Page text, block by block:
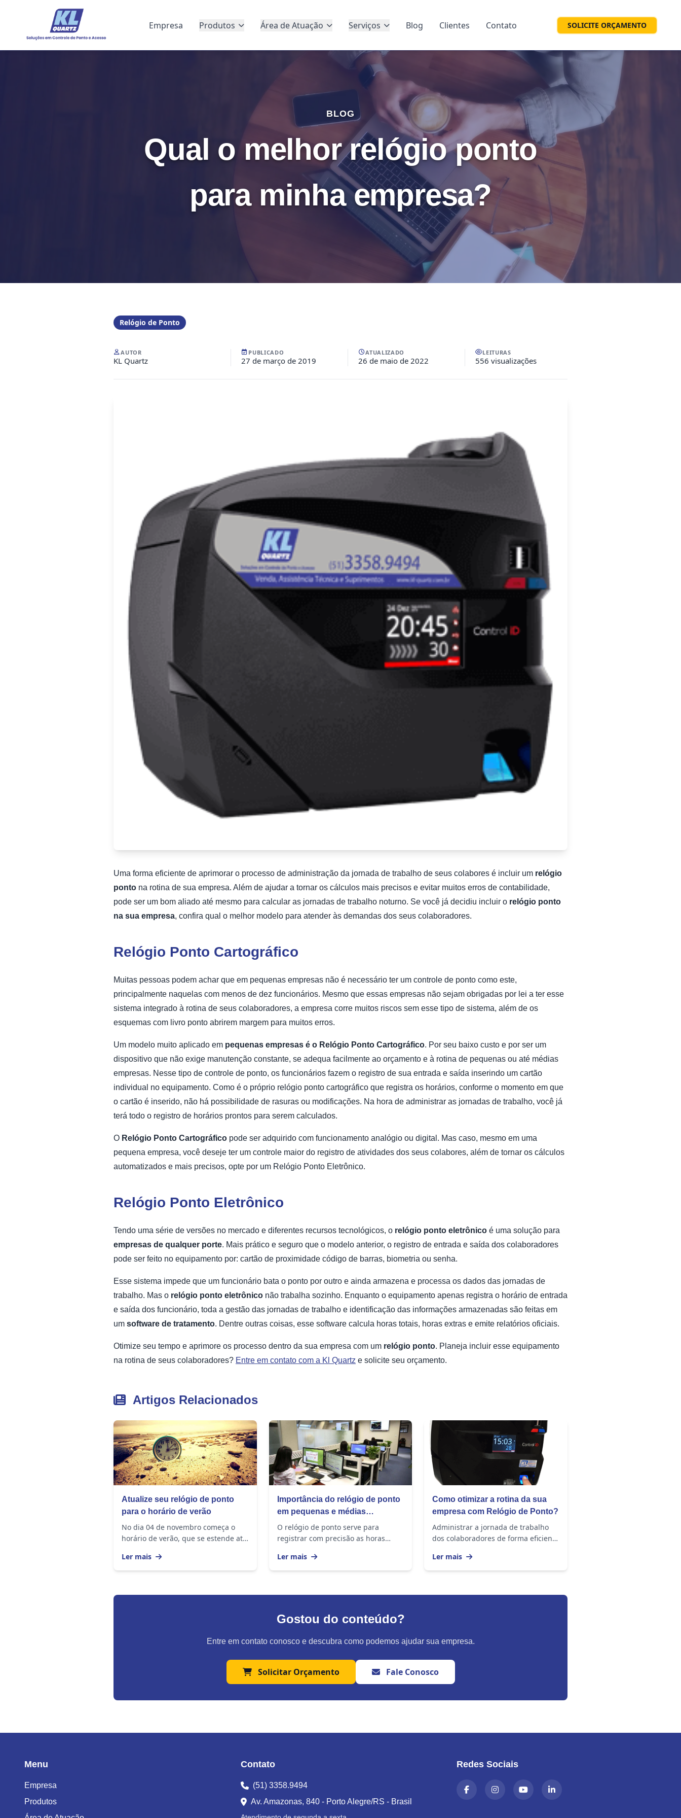
Empresa Produtos Área de Atuação Serviços Blog Clientes Contato SOLICITE ORÇAMENTO
BLOG
Qual o melhor relógio ponto
para minha empresa?
Relógio de Ponto
AUTOR
KL Quartz
PUBLICADO
27 de março de 2019
ATUALIZADO
26 de maio de 2022
LEITURAS
556 visualizações
Uma forma eficiente de aprimorar o processo de administração da jornada de trabalho de seus colabores é incluir um relógio
ponto na rotina de sua empresa. Além de ajudar a tornar os cálculos mais precisos e evitar muitos erros de contabilidade,
pode ser um bom aliado até mesmo para calcular as jornadas de trabalho noturno. Se você já decidiu incluir o relógio ponto
na sua empresa, confira qual o melhor modelo para atender às demandas dos seus colaboradores.
Relógio Ponto Cartográfico
Muitas pessoas podem achar que em pequenas empresas não é necessário ter um controle de ponto como este,
principalmente naquelas com menos de dez funcionários. Mesmo que essas empresas não sejam obrigadas por lei a ter esse
sistema integrado à rotina de seus colaboradores, a empresa corre muitos riscos sem esse tipo de sistema, além de os
esquemas com livro ponto abrirem margem para muitos erros.
Um modelo muito aplicado em pequenas empresas é o Relógio Ponto Cartográfico. Por seu baixo custo e por ser um
dispositivo que não exige manutenção constante, se adequa facilmente ao orçamento e à rotina de pequenas ou até médias
empresas. Nesse tipo de controle de ponto, os funcionários fazem o registro de sua entrada e saída inserindo um cartão
individual no equipamento. Como é o próprio relógio ponto cartográfico que registra os horários, conforme o momento em que
o cartão é inserido, não há possibilidade de rasuras ou modificações. Na hora de administrar as jornadas de trabalho, você já
terá todo o registro de horários prontos para serem calculados.
O Relógio Ponto Cartográfico pode ser adquirido com funcionamento analógio ou digital. Mas caso, mesmo em uma
pequena empresa, você deseje ter um controle maior do registro de atividades dos seus colabores, além de tornar os cálculos
automatizados e mais precisos, opte por um Relógio Ponto Eletrônico.
Relógio Ponto Eletrônico
Tendo uma série de versões no mercado e diferentes recursos tecnológicos, o relógio ponto eletrônico é uma solução para
empresas de qualquer porte. Mais prático e seguro que o modelo anterior, o registro de entrada e saída dos colaboradores
pode ser feito no equipamento por: cartão de proximidade código de barras, biometria ou senha.
Esse sistema impede que um funcionário bata o ponto por outro e ainda armazena e processa os dados das jornadas de
trabalho. Mas o relógio ponto eletrônico não trabalha sozinho. Enquanto o equipamento apenas registra o horário de entrada
e saída dos funcionário, toda a gestão das jornadas de trabalho e identificação das informações armazenadas são feitas em
um software de tratamento. Dentre outras coisas, esse software calcula horas totais, horas extras e emite relatórios oficiais.
Otimize seu tempo e aprimore os processo dentro da sua empresa com um relógio ponto. Planeja incluir esse equipamento
na rotina de seus colaboradores? Entre em contato com a Kl Quartz e solicite seu orçamento.
Artigos Relacionados
Atualize seu relógio de ponto
para o horário de verão
No dia 04 de novembro começa o
horário de verão, que se estende até
deve ser adiantado em 1 hora nos
seguintes...
Ler mais
Importância do relógio de ponto
em pequenas e médias
empresas
O relógio de ponto serve para
registrar com precisão as horas
empresas de todos os tamanhos. O
equipamento...
Ler mais
Como otimizar a rotina da sua
empresa com Relógio de Ponto?
Administrar a jornada de trabalho
dos colaboradores de forma eficiente
importante em empresas de todos
os portes,...
Ler mais
Gostou do conteúdo?
Entre em contato conosco e descubra como podemos ajudar sua empresa.
Solicitar Orçamento Fale Conosco
Menu
Empresa
Produtos
Contato
(51) 3358.9494
Av. Amazonas, 840 - Porto Alegre/RS - Brasil
Redes Sociais